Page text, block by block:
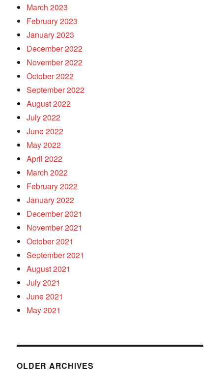
March 2023
February 2023
January 2023
December 2022
November 2022
October 2022
September 2022
August 2022
July 2022
June 2022
May 2022
April 2022
March 2022
February 2022
January 2022
December 2021
November 2021
October 2021
September 2021
August 2021
July 2021
June 2021
May 2021
OLDER ARCHIVES